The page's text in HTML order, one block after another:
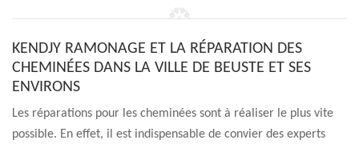
KENDJY RAMONAGE ET LA RÉPARATION DES
CHEMINÉES DANS LA VILLE DE BEUSTE ET SES
ENVIRONS
Les réparations pour les cheminées sont à réaliser le plus vite
possible. En effet, il est indispensable de convier des experts